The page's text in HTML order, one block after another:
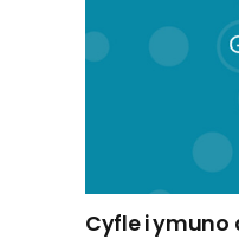
Cyfle i ymuno